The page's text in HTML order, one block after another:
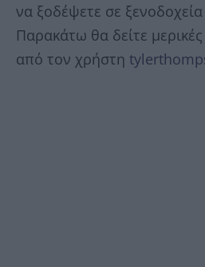
να ξοδέψετε σε
Παρακάτω θα δείτε
από τον χρήστη